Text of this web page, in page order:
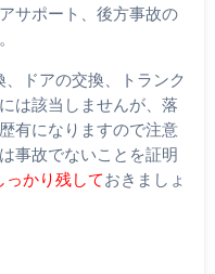
サポート、後方事故の
ドアの交換、トランク
は該当しませんが、落
有になりますので注意
事故でないことを証明
かり残しておきましょ